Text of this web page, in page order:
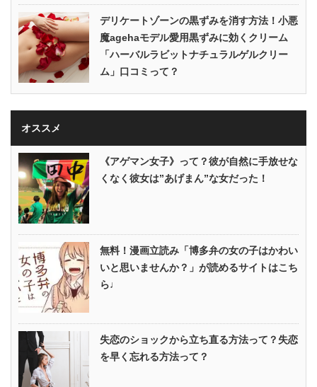
デリケートゾーンの黒ずみを消す方法！小悪
魔agehaモデル愛用黒ずみに効くクリーム
「ハーバルラビットナチュラルゲルクリー
ム」口コミって？
オススメ
《アゲマン女子》って？彼が自然に手放せな
くなく彼女は”あげまん”な女だった！
無料！漫画立読み「博多弁の女の子はかわい
いと思いませんか？」が読めるサイトはこち
ら♩
失恋のショックから立ち直る方法って？失恋
を早く忘れる方法って？